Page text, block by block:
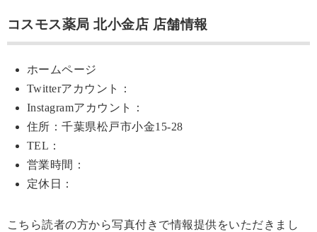
コスモス薬局 北小金店 店舗情報
ホームページ
Twitterアカウント：
Instagramアカウント：
住所：千葉県松戸市小金15-28
TEL：
営業時間：
定休日：
こちら読者の方から写真付きで情報提供をいただきまし